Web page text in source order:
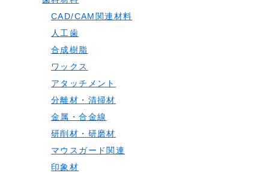
CAD/CAM関連材料
人工歯
合成樹脂
ワックス
アタッチメント
分離材・清掃材
金属・合金線
研削材・研磨材
マウスガード関連
印象材